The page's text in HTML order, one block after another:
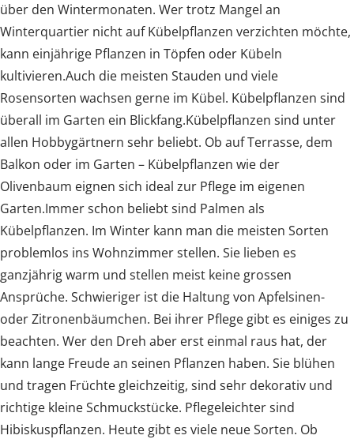
über den Wintermonaten. Wer trotz Mangel an
Winterquartier nicht auf Kübelpflanzen verzichten möchte,
kann einjährige Pflanzen in Töpfen oder Kübeln
kultivieren.Auch die meisten Stauden und viele
Rosensorten wachsen gerne im Kübel. Kübelpflanzen sind
überall im Garten ein Blickfang.Kübelpflanzen sind unter
allen Hobbygärtnern sehr beliebt. Ob auf Terrasse, dem
Balkon oder im Garten – Kübelpflanzen wie der
Olivenbaum eignen sich ideal zur Pflege im eigenen
Garten.Immer schon beliebt sind Palmen als
Kübelpflanzen. Im Winter kann man die meisten Sorten
problemlos ins Wohnzimmer stellen. Sie lieben es
ganzjährig warm und stellen meist keine grossen
Ansprüche. Schwieriger ist die Haltung von Apfelsinen-
oder Zitronenbäumchen. Bei ihrer Pflege gibt es einiges zu
beachten. Wer den Dreh aber erst einmal raus hat, der
kann lange Freude an seinen Pflanzen haben. Sie blühen
und tragen Früchte gleichzeitig, sind sehr dekorativ und
richtige kleine Schmuckstücke. Pflegeleichter sind
Hibiskuspflanzen. Heute gibt es viele neue Sorten. Ob